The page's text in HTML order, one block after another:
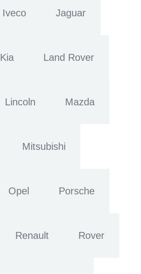
Iveco Jaguar
Kia Land Rover
Lincoln Mazda
Mitsubishi
Opel Porsche
Renault Rover